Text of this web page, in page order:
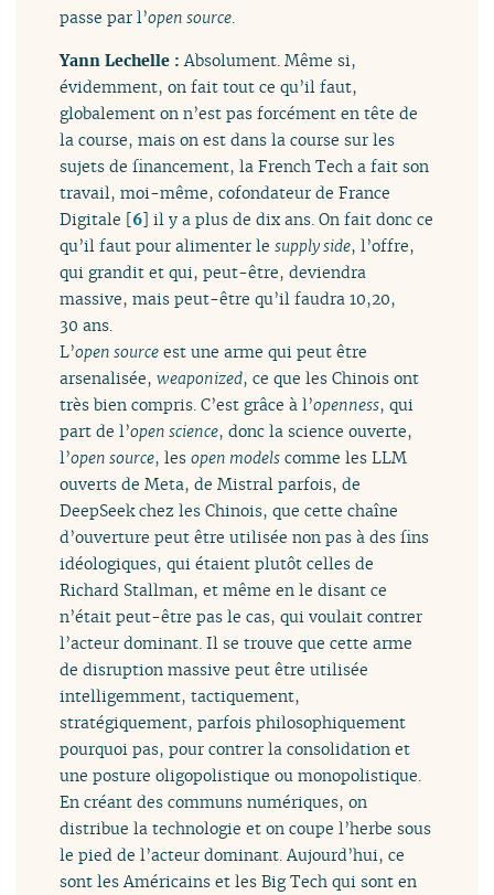
passe par l’open source.
Yann Lechelle :Absolument. Même si,
évidemment, on fait tout ce qu’il faut,
globalement on n’est pas forcément en tête de
la course, mais on est dans la course sur les
sujets de financement, la French Tech a fait son
travail, moi-même, cofondateur de France
Digitale [6] il y a plus de dix ans. On fait donc ce
qu’il faut pour alimenter lesupply side, l’offre,
qui grandit et qui, peut-être, deviendra
massive, mais peut-être qu’il faudra 10,20,
30 ans.
L’open source est une arme qui peut être
arsenalisée,weaponized, ce que les Chinois ont
très bien compris. C’est grâce à l’openness, qui
part de l’open science, donc la science ouverte,
l’open source, lesopen models comme les LLM
ouverts de Meta, de Mistral parfois, de
DeepSeek chez les Chinois, que cette chaîne
d’ouverture peut être utilisée non pas à des fins
idéologiques, qui étaient plutôt celles de
Richard Stallman, et même en le disant ce
n’était peut-être pas le cas, qui voulait contrer
l’acteur dominant. Il se trouve que cette arme
de disruption massive peut être utilisée
intelligemment, tactiquement,
stratégiquement, parfois philosophiquement
pourquoi pas, pour contrer la consolidation et
une posture oligopolistique ou monopolistique.
En créant des communs numériques, on
distribue la technologie et on coupe l’herbe sous
le pied de l’acteur dominant. Aujourd’hui, ce
sont les Américains et les Big Tech qui sont en